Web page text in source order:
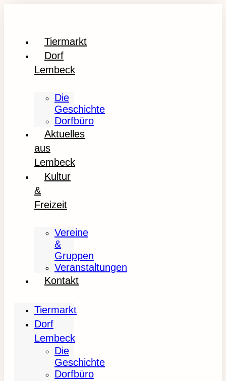
Tiermarkt
Dorf
Lembeck
Die
Geschichte
Dorfbüro
Aktuelles
aus
Lembeck
Kultur
&
Freizeit
Vereine
&
Gruppen
Veranstaltungen
Kontakt
Tiermarkt
Dorf
Lembeck
Die
Geschichte
Dorfbüro